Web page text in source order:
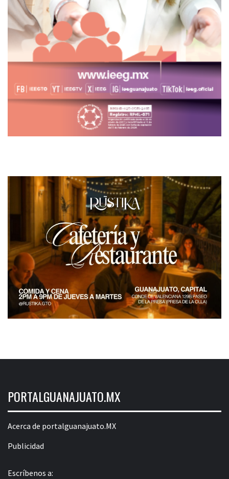
PORTALGUANAJUATO.MX
Acerca de portalguanajuato.MX
Publicidad
Escríbenos a: